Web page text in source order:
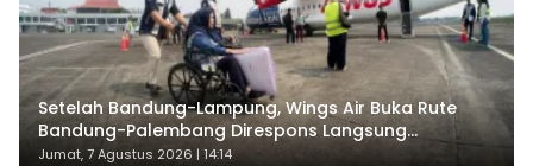
Setelah Bandung-Lampung, Wings Air Buka Rute
Bandung-Palembang Direspons Langsung
Penumpang
Jumat, 7 Agustus 2026 | 14:14